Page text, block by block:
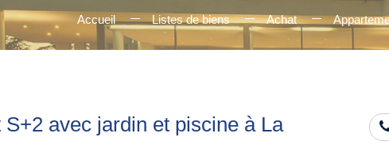
Accueil Listes de biens Achat
avec jardin et piscine à La